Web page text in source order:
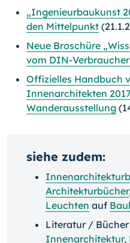
„Ingenieurbaukunst
den Mittelpunkt
Neue Broschüre
vom DIN-
Offizielles Handbuch
Innenarchitekten
Wanderausstellung
siehe zudem:
Architekturbücher
Leuchten auf
Literatur /
Innenarchitektur,